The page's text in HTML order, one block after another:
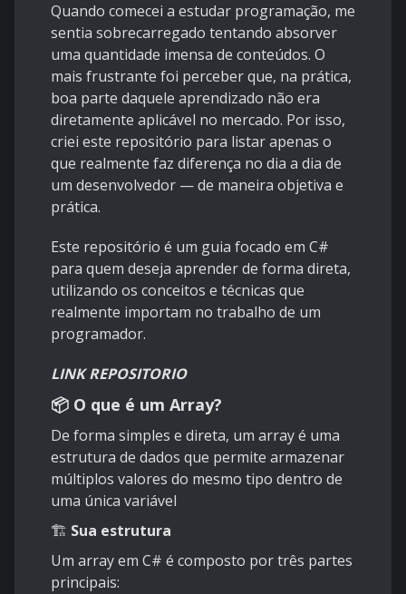
Quando comecei a estudar programação, me
sentia sobrecarregado tentando absorver
uma quantidade imensa de conteúdos. O
mais frustrante foi perceber que, na prática,
boa parte daquele aprendizado não era
diretamente aplicável no mercado. Por isso,
criei este repositório para listar apenas o
que realmente faz diferença no dia a dia de
um desenvolvedor — de maneira objetiva e
prática.
Este repositório é um guia focado em C#
para quem deseja aprender de forma direta,
utilizando os conceitos e técnicas que
realmente importam no trabalho de um
programador.
LINK REPOSITORIO
📦 O que é um Array?
De forma simples e direta, um array é uma
estrutura de dados que permite armazenar
múltiplos valores do mesmo tipo dentro de
uma única variável
🏗️ Sua estrutura
Um array em C# é composto por três partes
principais: